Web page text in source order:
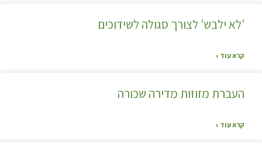
'לא ילבש' לצורך סגולה לשידוכים
קרא עוד »
העברת מזוזות מדירה שכורה
קרא עוד »